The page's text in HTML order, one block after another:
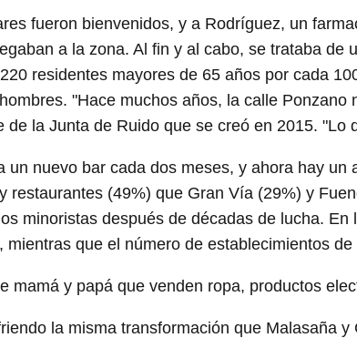
fueron bienvenidos, y a Rodríguez, un
a la zona. Al fin y al cabo, se trataba
residentes mayores de 65 años por cada
"Hace muchos años, la calle
de la Junta de Ruido que se creó en 2015.
un nuevo bar cada dos meses, y ahora hay
restaurantes (49%) que Gran Vía (29%) y
minoristas después de décadas de lucha.
mientras que el número de establecimientos
mamá y papá que venden ropa, productos
la misma transformación que Malasaña